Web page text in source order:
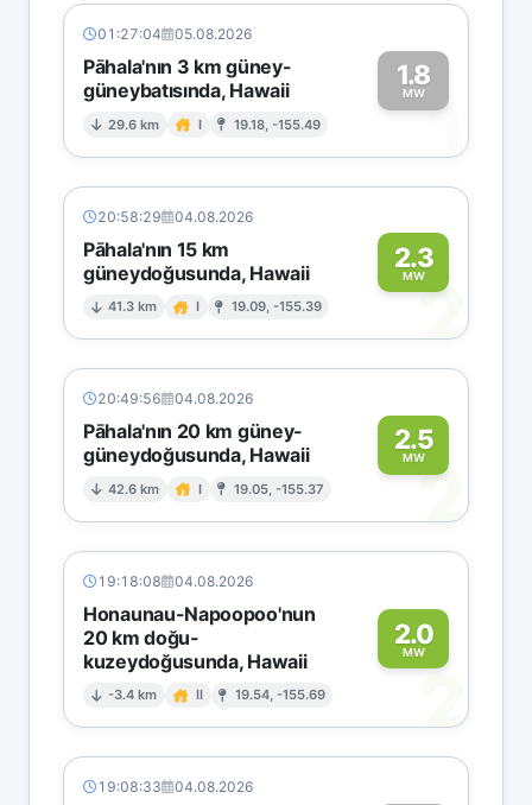
01:27:04 05.08.2026
Pāhala'nın 3 km güney-
güneybatısında, Hawaii
29.6 km I 19.18, -155.49
1.8
MW1
20:58:29 04.08.2026
Pāhala'nın 15 km
güneydoğusunda, Hawaii
41.3 km I 19.09, -155.39
2.3
MW2
20:49:56 04.08.2026
Pāhala'nın 20 km güney-
güneydoğusunda, Hawaii
42.6 km I 19.05, -155.37
2.5
MW
2
19:18:08 04.08.2026
Honaunau-Napoopoo'nun
20 km doğu-
kuzeydoğusunda, Hawaii
-3.4 km II 19.54, -155.69
2.0
MW
2
19:08:33 04.08.2026